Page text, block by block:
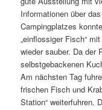
Informationen über
Campingplatzes
„einflossiger Fisch“
wieder sauber. Da der
selbstgebackenen
Am nächsten Tag
frischen Fisch und
Station“ weiterfuhren.